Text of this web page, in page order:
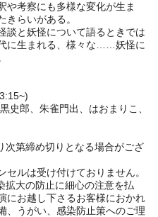
や考察にも多様な変化が生ま
らいがある。
談と妖怪について語るときでは
に生まれる、様々な……妖怪に
史郎、朱雀門出、はおまりこ、
第締め切りとなる場合がござ
ルは受け付けておりません。
大の防止に細心の注意を払
にお越し下さるお客様におかれ
、うがい、感染防止策へのご理